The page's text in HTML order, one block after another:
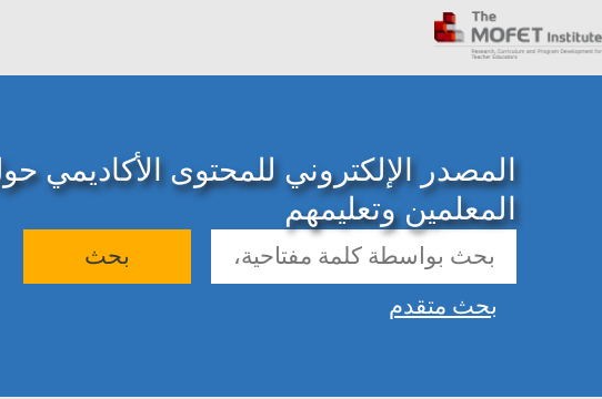
المصدر الإلكتروني للمحتوى الأكاديمي
المعلمين وتعليمهم
بحث
بحث متقدم